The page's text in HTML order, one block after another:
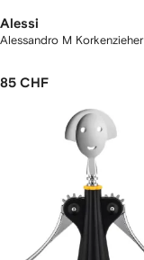
Alessi
Alessandro M Korkenzieher
85 CHF